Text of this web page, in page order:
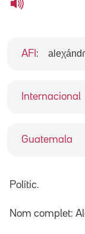
Internacional
Guatemala
AFI :
Polític.
Nom complet: